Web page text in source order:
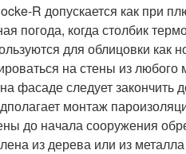
R допускается как при
погода, когда столбик
для облицовки как
на стены из любого
фасаде следует закончить
монтаж
до начала сооружения
из дерева или из